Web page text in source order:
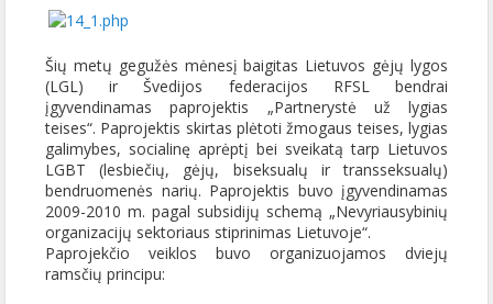
Šių metų gegužės mėnesį baigitas Lietuvos gėjų lygos
(LGL) ir Švedijos federacijos RFSL bendrai
įgyvendinamas paprojektis „Partnerystė už lygias
teises“. Paprojektis skirtas plėtoti žmogaus teises, lygias
galimybes, socialinę aprėptį bei sveikatą tarp Lietuvos
LGBT (lesbiečių, gėjų, biseksualų ir transseksualų)
bendruomenės narių. Paprojektis buvo įgyvendinamas
2009-2010 m. pagal subsidijų schemą „Nevyriausybinių
organizacijų sektoriaus stiprinimas Lietuvoje“.
Paprojekčio veiklos buvo organizuojamos dviejų
ramsčių principu: